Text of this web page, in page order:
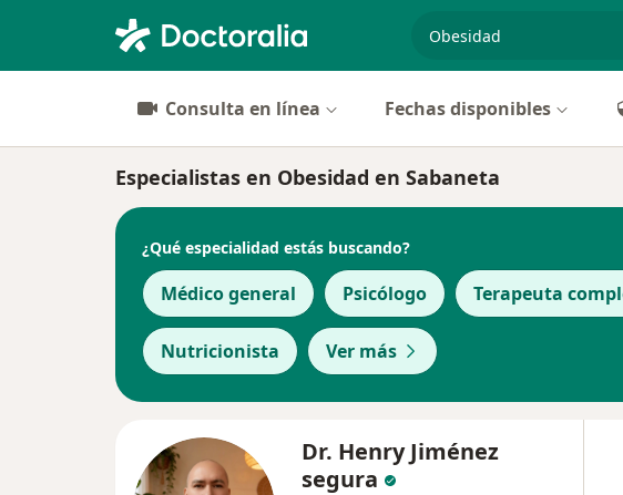
Consulta en línea Fechas disponibles
Especialistas en Obesidad en Sabaneta
¿Qué especialidad estás buscando?
Médico general Psicólogo Terapeuta
Nutricionista Ver más
Dr. Henry Jiménez
segura